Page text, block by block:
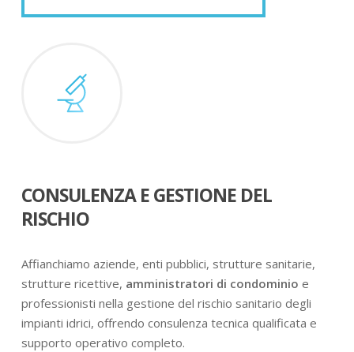
CONSULENZA E GESTIONE DEL
RISCHIO
Affianchiamo aziende, enti pubblici, strutture sanitarie,
strutture ricettive, amministratori di condominio e
professionisti nella gestione del rischio sanitario degli
impianti idrici, offrendo consulenza tecnica qualificata e
supporto operativo completo.